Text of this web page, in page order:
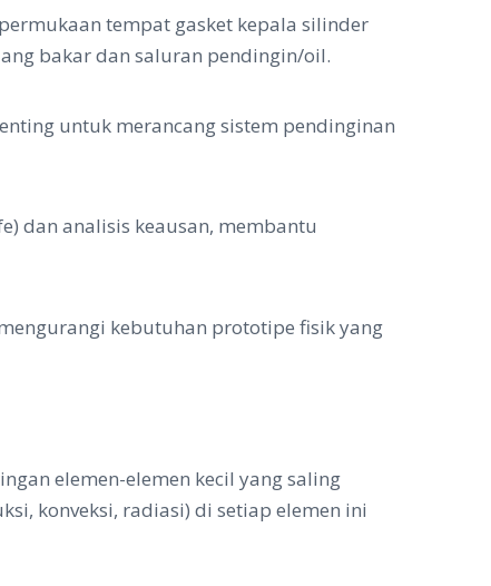
tempat gasket kepala silinder
bakar dan saluran pendingin/oil.
untuk merancang sistem pendinginan
dan analisis keausan, membantu
kebutuhan prototipe fisik yang
elemen-elemen kecil yang saling
konveksi, radiasi) di setiap elemen ini